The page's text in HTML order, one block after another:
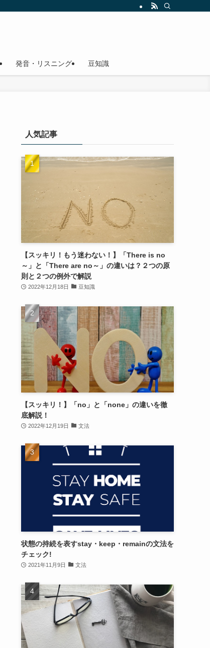
発音・リスニング 豆知識
人気記事
【スッキリ！もう迷わない！】「There is no
～」と「There are no～」の違いは？２つの原
則と２つの例外で解説
2022年12月18日 豆知識
【スッキリ！】「no」と「none」の違いを徹
底解説！
2022年12月19日 文法
状態の持続を表すstay・keep・remainの文法を
チェック!
2021年11月9日 文法